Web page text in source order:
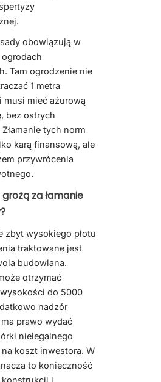
obowiązują w
Tam ogrodzenie nie
1 metra
musi mieć ażurową
bez ostrych
tych norm
karą finansową, ale
przywrócenia
za łamanie
zbyt wysokiego płotu
traktowane jest
budowlana.
otrzymać
do 5000
nadzór
prawo wydać
nielegalnego
koszt inwestora. W
to konieczność
i